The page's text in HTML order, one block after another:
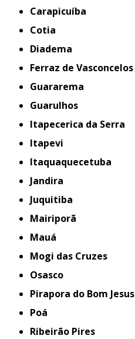
Carapicuíba
Cotia
Diadema
Ferraz de Vasconcelos
Guararema
Guarulhos
Itapecerica da Serra
Itapevi
Itaquaquecetuba
Jandira
Juquitiba
Mairiporã
Mauá
Mogi das Cruzes
Osasco
Pirapora do Bom Jesus
Poá
Ribeirão Pires